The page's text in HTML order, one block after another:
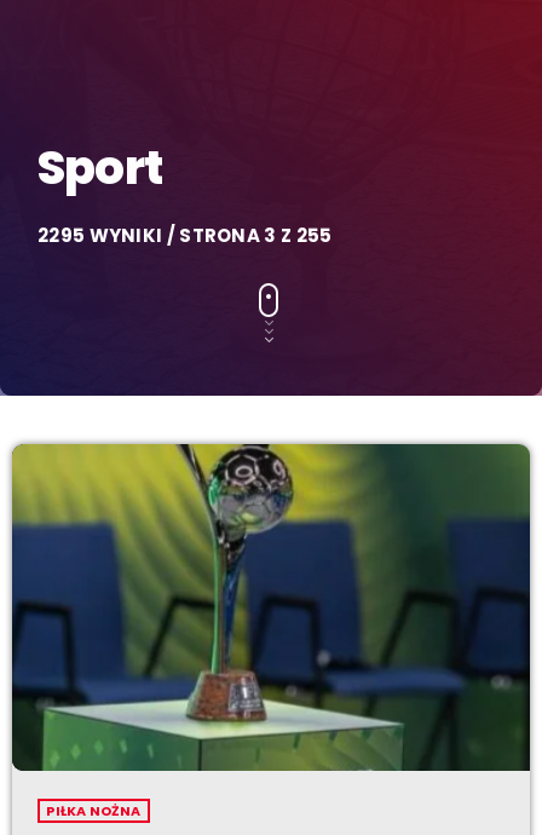
Sport
2295 WYNIKI / STRONA 3 Z 255
PIŁKA NOŻNA